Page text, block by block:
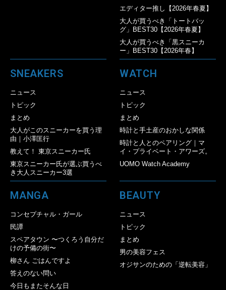
エディター推し【2026年春夏】
大人が買うべき「トートバッ
グ」BEST30【2026年春夏】
大人が買うべき「黒スニーカ
ー」BEST30【2026年春】
SNEAKERS
ニュース
トピック
まとめ
大人がこのスニーカーを買う理
由｜小澤匡行
教えて！ 東京スニーカー氏
東京スニーカー氏が選ぶ買うべ
き大人スニーカー3選
WATCH
ニュース
トピック
まとめ
時計と手土産のおかしな関係
時計と人とのペアリング｜マ
イ・プライベート・アワーズ。
UOMO Watch Academy
MANGA
コンセプチャル・ガール
民譚
スペアタウン 〜つくろう自分だ
けの予備の街〜
柳さん ごはんですよ
答えのない問い
今日もまたそんな日
BEAUTY
ニュース
トピック
まとめ
男の美容フェス
オジサンのための「逆転美容」